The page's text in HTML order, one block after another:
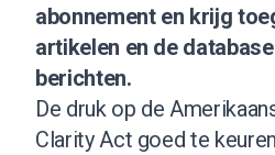
abonnementen krijg
artikelen en de
berichten.
De druk op de
Clarity Act goed te